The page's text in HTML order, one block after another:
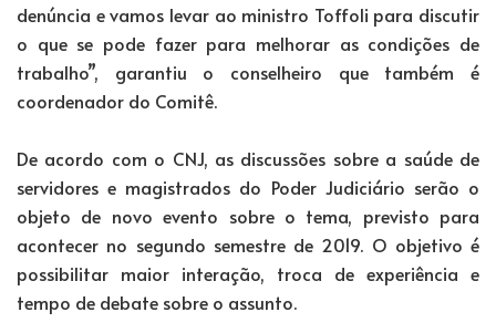
denúncia e vamos levar ao ministro Toffoli para discutir
o que se pode fazer para melhorar as condições de
trabalho”, garantiu o conselheiro que também é
coordenador do Comitê.
De acordo com o CNJ, as discussões sobre a saúde de
servidores e magistrados do Poder Judiciário serão o
objeto de novo evento sobre o tema, previsto para
acontecer no segundo semestre de 2019. O objetivo é
possibilitar maior interação, troca de experiência e
tempo de debate sobre o assunto.